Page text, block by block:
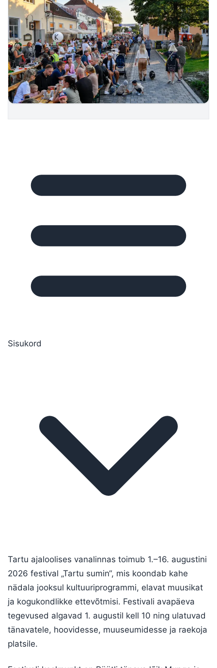
Sisukord
Tartu ajaloolises vanalinnas toimub 1.–16. augustini
2026 festival „Tartu sumin“, mis koondab kahe
nädala jooksul kultuuriprogrammi, elavat muusikat
ja kogukondlikke ettevõtmisi. Festivali avapäeva
tegevused algavad 1. augustil kell 10 ning ulatuvad
tänavatele, hoovidesse, muuseumidesse ja raekoja
platsile.